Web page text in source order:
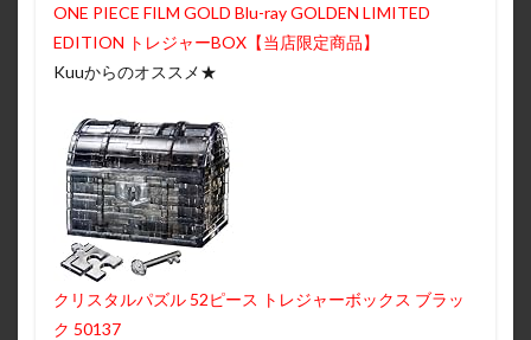
ONE PIECE FILM GOLD Blu-ray GOLDEN LIMITED
EDITION トレジャーBOX【当店限定商品】
Kuuからのオススメ★
クリスタルパズル 52ピース トレジャーボックス ブラッ
ク 50137